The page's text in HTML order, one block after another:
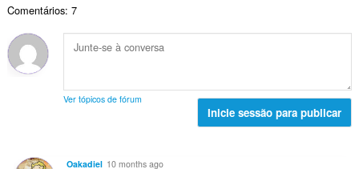
õ
e
l
i
ç
õ
d
e
a
ç
t
o
l
v
Comentários: 7
Ver tópicos de fórum
Inicie sessão para publicar
Oakadiel 10 months ago